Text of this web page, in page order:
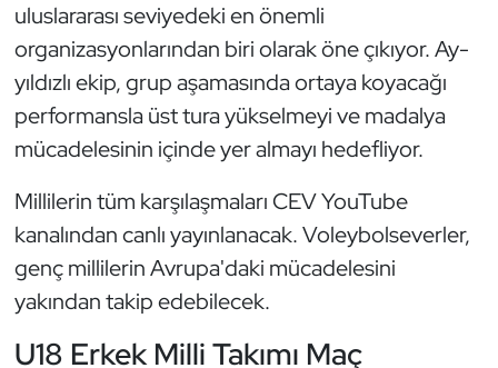
uluslararası seviyedeki en önemli
organizasyonlarından biri olarak öne çıkıyor. Ay-
yıldızlı ekip, grup aşamasında ortaya koyacağı
performansla üst tura yükselmeyi ve madalya
mücadelesinin içinde yer almayı hedefliyor.
Millilerin tüm karşılaşmaları CEV YouTube
kanalından canlı yayınlanacak. Voleybolseverler,
genç millilerin Avrupa'daki mücadelesini
yakından takip edebilecek.
U18 Erkek Milli Takımı Maç
Vücut Geliştirme Fitness
Wushu Kungfu
Yelken
Yüzme